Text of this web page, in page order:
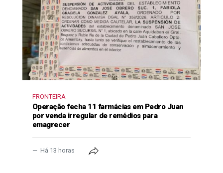
FRONTEIRA
Operação fecha 11 farmácias em Pedro Juan
por venda irregular de remédios para
emagrecer
Há 13 horas